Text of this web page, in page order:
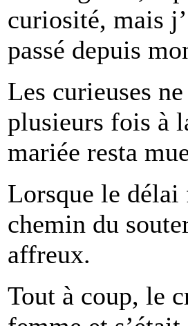
curiosité, mais
passé depuis
Les curieuses
plusieurs fois à
mariée resta
Lorsque le
chemin du
affreux.
Tout à coup, le